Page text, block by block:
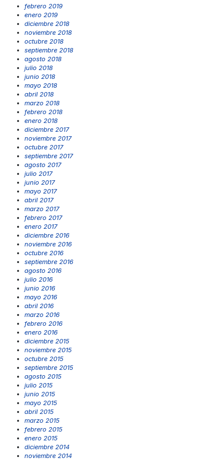
febrero 2019
enero 2019
diciembre 2018
noviembre 2018
octubre 2018
septiembre 2018
agosto 2018
julio 2018
junio 2018
mayo 2018
abril 2018
marzo 2018
febrero 2018
enero 2018
diciembre 2017
noviembre 2017
octubre 2017
septiembre 2017
agosto 2017
julio 2017
junio 2017
mayo 2017
abril 2017
marzo 2017
febrero 2017
enero 2017
diciembre 2016
noviembre 2016
octubre 2016
septiembre 2016
agosto 2016
julio 2016
junio 2016
mayo 2016
abril 2016
marzo 2016
febrero 2016
enero 2016
diciembre 2015
noviembre 2015
octubre 2015
septiembre 2015
agosto 2015
julio 2015
junio 2015
mayo 2015
abril 2015
marzo 2015
febrero 2015
enero 2015
diciembre 2014
noviembre 2014